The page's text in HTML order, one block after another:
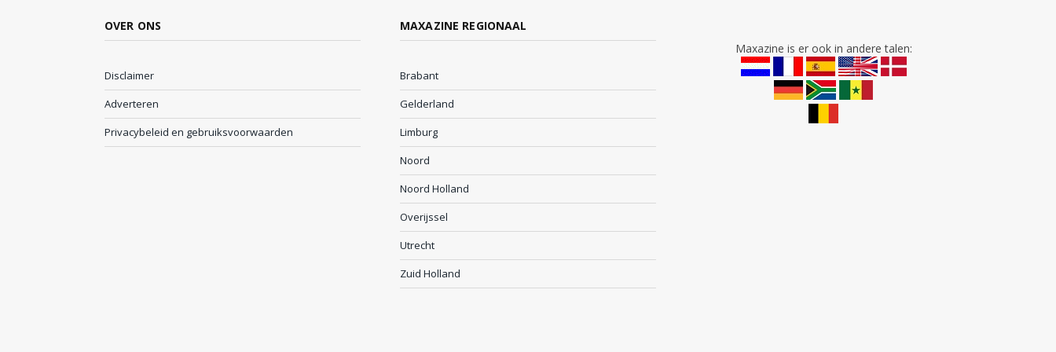
OVER ONS
Disclaimer
Adverteren
Privacybeleid en gebruiksvoorwaarden
MAXAZINE REGIONAAL
Brabant
Gelderland
Limburg
Noord
Noord Holland
Overijssel
Utrecht
Zuid Holland
Maxazine is er ook in andere talen: